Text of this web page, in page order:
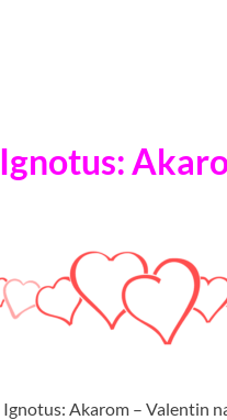
Ignotus:
Ignotus: Akarom – Valentin